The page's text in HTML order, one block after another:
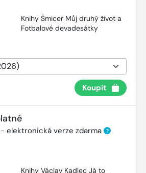
Knihy Šmicer Můj druhý život a
Fotbalové devadesátky
Koupit
elektronická verze zdarma ?
Knihy Václav Kadlec Já to